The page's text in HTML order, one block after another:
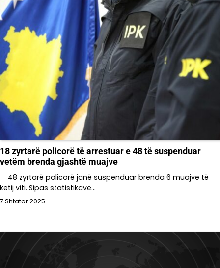
18 zyrtarë policorë të arrestuar e 48 të suspenduar
vetëm brenda gjashtë muajve
48 zyrtarë policorë janë suspenduar brenda 6 muajve të
këtij viti. Sipas statistikave…
7 Shtator 2025